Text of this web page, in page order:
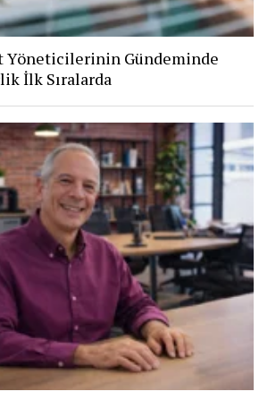
Yöneticilerinin Gündeminde
İlk Sıralarda